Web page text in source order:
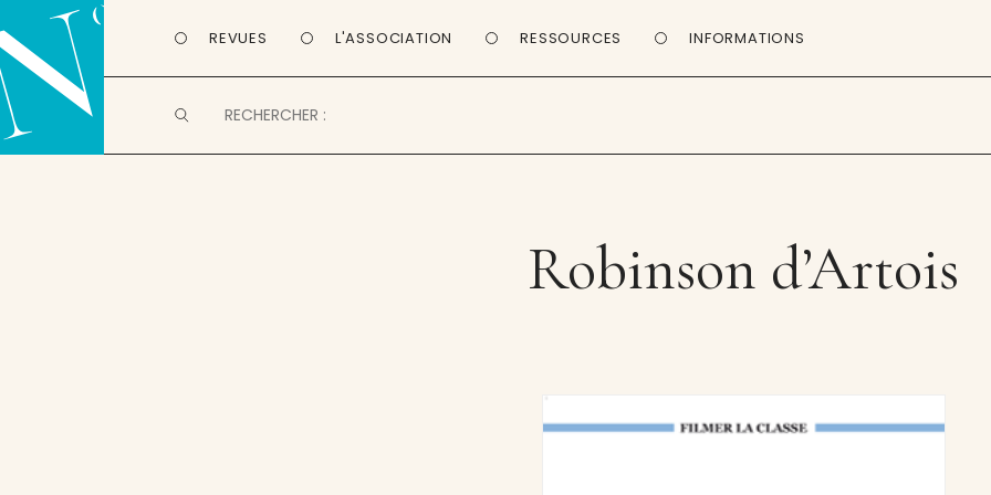
REVUES L'ASSOCIATION RESSOURCES INFORMATIONS
Robinson d’Artois